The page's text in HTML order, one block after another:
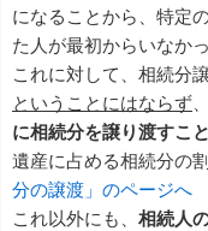
になることから、特定
た人が最初からいなか
これに対して、相続分
ということにはならず
に相続分を譲り渡すこ
遺産に占める相続分の
分の譲渡」のページへ
これ以外にも、 相続人